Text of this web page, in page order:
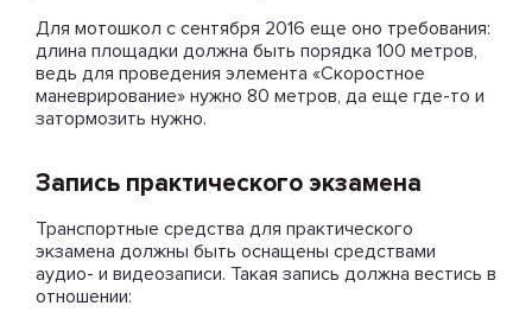
Для мотошкол с сентября 2016 еще оно требования:
длина площадки должна быть порядка 100 метров,
ведь для проведения элемента «Скоростное
маневрирование» нужно 80 метров, да еще где-то и
затормозить нужно.
Запись практического экзамена
Транспортные средства для практического
экзамена должны быть оснащены средствами
аудио- и видеозаписи. Такая запись должна вестись в
отношении: